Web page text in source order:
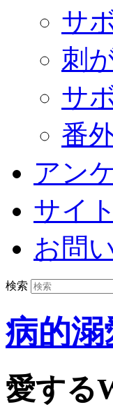
サ
刺
サ
番
アン
サイ
お問
検索
病的
愛する